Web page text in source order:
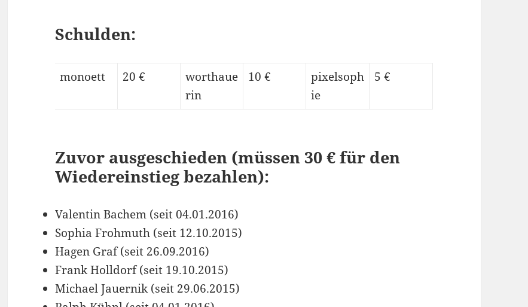
Schulden:
monoett 20 €
worthaue
rin
10 €
pixelsoph
ie
5 €
Zuvor ausgeschieden (müssen 30 € für den
Wiedereinstieg bezahlen):
Valentin Bachem (seit 04.01.2016)
Sophia Frohmuth (seit 12.10.2015)
Hagen Graf (seit 26.09.2016)
Frank Holldorf (seit 19.10.2015)
Michael Jauernik (seit 29.06.2015)